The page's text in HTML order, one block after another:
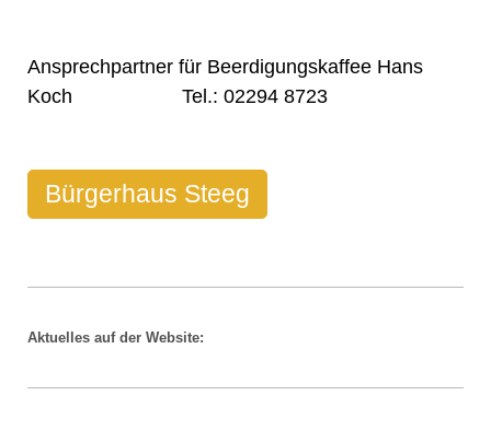
Ansprechpartner für Beerdigungskaffee Hans
Koch Tel.: 02294 8723
Bürgerhaus Steeg
Aktuelles auf der Website: